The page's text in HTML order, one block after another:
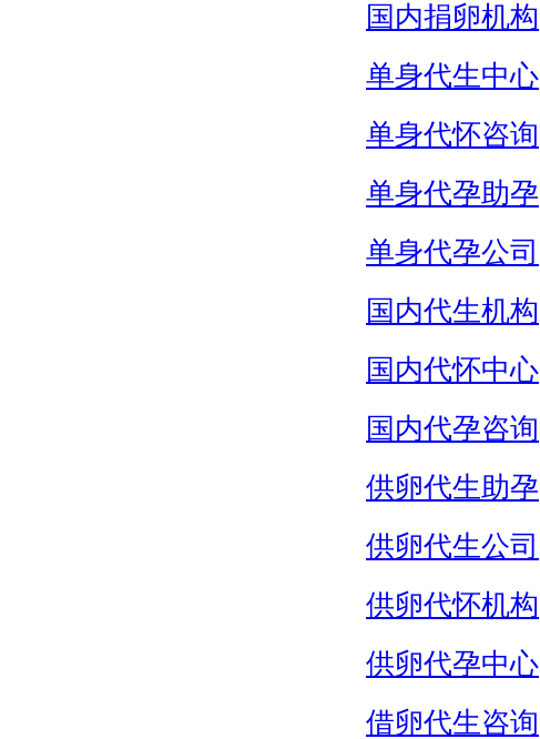
国内捐卵机构
单身代生中心
单身代怀咨询
单身代孕助孕
单身代孕公司
国内代生机构
国内代怀中心
国内代孕咨询
供卵代生助孕
供卵代生公司
供卵代怀机构
供卵代孕中心
借卵代生咨询